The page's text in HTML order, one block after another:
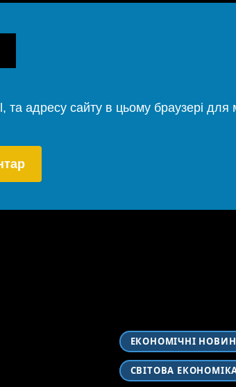
та адресу сайту в цьому браузері
ЕКОНОМІЧНІ
СВІТОВА